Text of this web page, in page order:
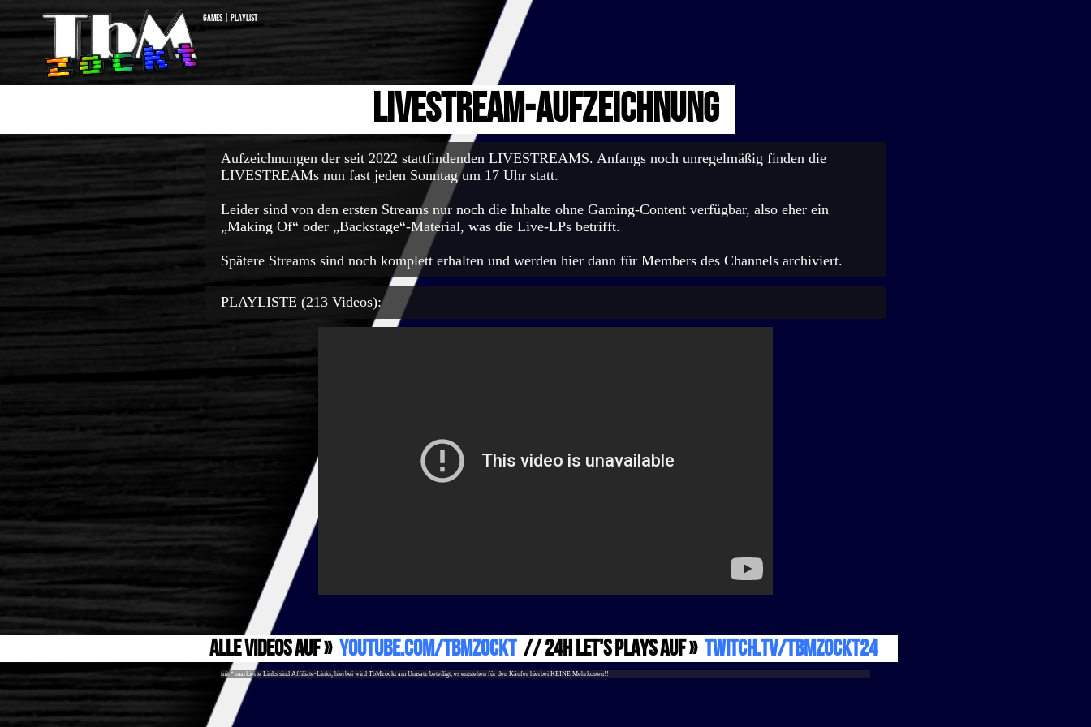
Games | Playlist
LiveStream-Aufzeichnung
Aufzeichnungen der seit 2022 stattfindenden LIVESTREAMS. Anfangs noch unregelmäßig finden die
LIVESTREAMs nun fast jeden Sonntag um 17 Uhr statt.
Leider sind von den ersten Streams nur noch die Inhalte ohne Gaming-Content verfügbar, also eher ein
„Making Of“ oder „Backstage“-Material, was die Live-LPs betrifft.
Spätere Streams sind noch komplett erhalten und werden hier dann für Members des Channels archiviert.
PLAYLISTE (213 Videos):
alle Videos auf » YouTube.com/TbMzockt // 24h Let's Plays auf » Twitch.TV/TbMzockt24
mit * markierte Links sind Affiliate-Links, hierbei wird TbMzockt am Umsatz beteiligt, es entstehen für den Käufer hierbei KEINE Mehrkosten!!